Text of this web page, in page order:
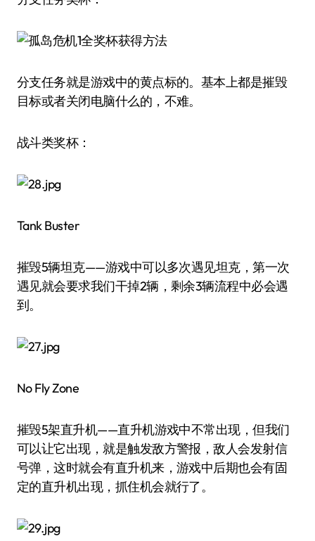
分支任务就是游戏中的黄点标的。基本上都是摧毁
目标或者关闭电脑什么的，不难。
战斗类奖杯：
Tank Buster
摧毁5辆坦克——游戏中可以多次遇见坦克，第一次
遇见就会要求我们干掉2辆，剩余3辆流程中必会遇
到。
No Fly Zone
摧毁5架直升机——直升机游戏中不常出现，但我们
可以让它出现，就是触发敌方警报，敌人会发射信
号弹，这时就会有直升机来，游戏中后期也会有固
定的直升机出现，抓住机会就行了。